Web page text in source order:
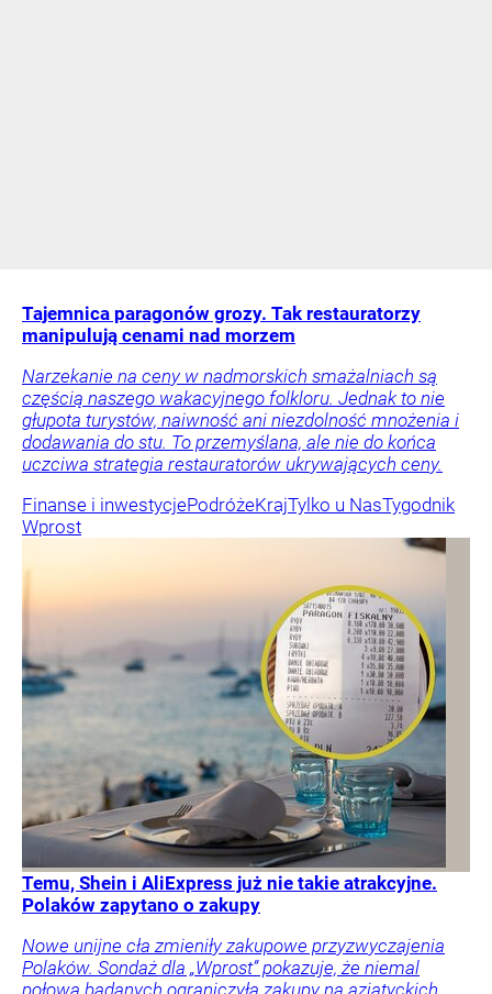
Tajemnica paragonów grozy. Tak restauratorzy
manipulują cenami nad morzem
Narzekanie na ceny w nadmorskich smażalniach są
częścią naszego wakacyjnego folkloru. Jednak to nie
głupota turystów, naiwność ani niezdolność mnożenia i
dodawania do stu. To przemyślana, ale nie do końca
uczciwa strategia restauratorów ukrywających ceny.
Finanse i inwestycjePodróżeKrajTylko u NasTygodnik
Wprost
Temu, Shein i AliExpress już nie takie atrakcyjne.
Polaków zapytano o zakupy
Nowe unijne cła zmieniły zakupowe przyzwyczajenia
Polaków. Sondaż dla „Wprost” pokazuje, że niemal
połowa badanych ograniczyła zakupy na azjatyckich